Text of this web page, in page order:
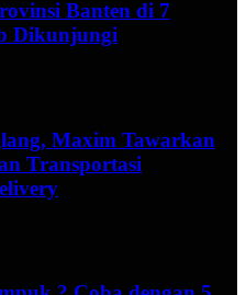
Banten di 7
Dikunjungi
Maxim Tawarkan
Transportasi